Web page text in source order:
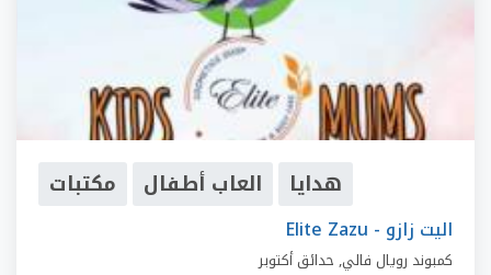
مكتبات العاب أطفال هدايا
Elite Zazu - اليت زازو
كمبوند رويال فالي, حدائق أكتوبر